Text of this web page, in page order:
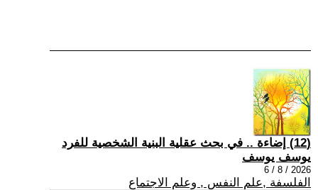
(12) إضاءة .. في بحث عقلية البنية الشخصية للفرد
يوسف يوسف
2026 / 8 / 6
الفلسفة ,علم النفس , وعلم الاجتماع